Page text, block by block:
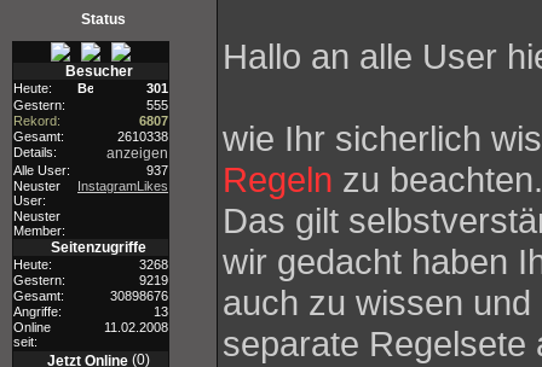
Status
Besucher
Heute:
301
Gestern:
555
Rekord:
6807
Gesamt:
2610338
Details:
anzeigen
Alle User:
937
Neuster
User:
InstagramLikes
Neuster
Member:
Seitenzugriffe
Heute:
3268
Gestern:
9219
Gesamt:
30898676
Angriffe:
13
Online
seit:
11.02.2008
Jetzt Online (0)
Hallo an alle User
wie Ihr sicherlich
Regeln zu beachten.
Das gilt
wir gedacht haben
auch zu wissen
separate Regelsete